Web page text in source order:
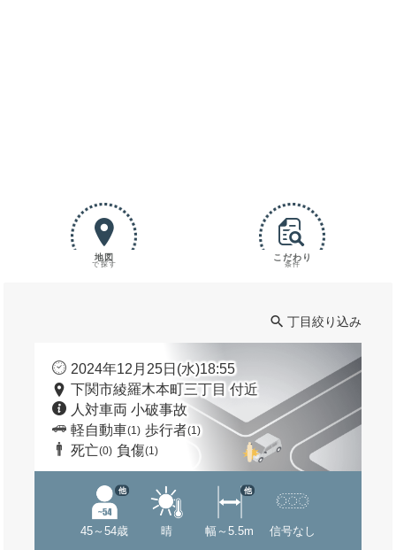
地図
で探す
こだわり
条件
丁目絞り込み
2024年12月25日(水)18:55
下関市綾羅木本町三丁目 付近
人対車両 小破事故
軽自動車(1) 歩行者(1)
死亡(0) 負傷(1)
45～54歳
他
晴 幅～5.5m
他
信号なし